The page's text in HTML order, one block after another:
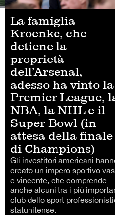
La famiglia
Kroenke, che
detiene la
proprietà
dell’Arsenal,
adesso ha vinto la
Premier League,
NBA, la NHL e il
Super Bowl (in
attesa della finale
di Champions)
Gli investitori americani
creato un impero sportivo
e vincente, che comprende
anche alcuni tra i più
club dello sport
statunitense.